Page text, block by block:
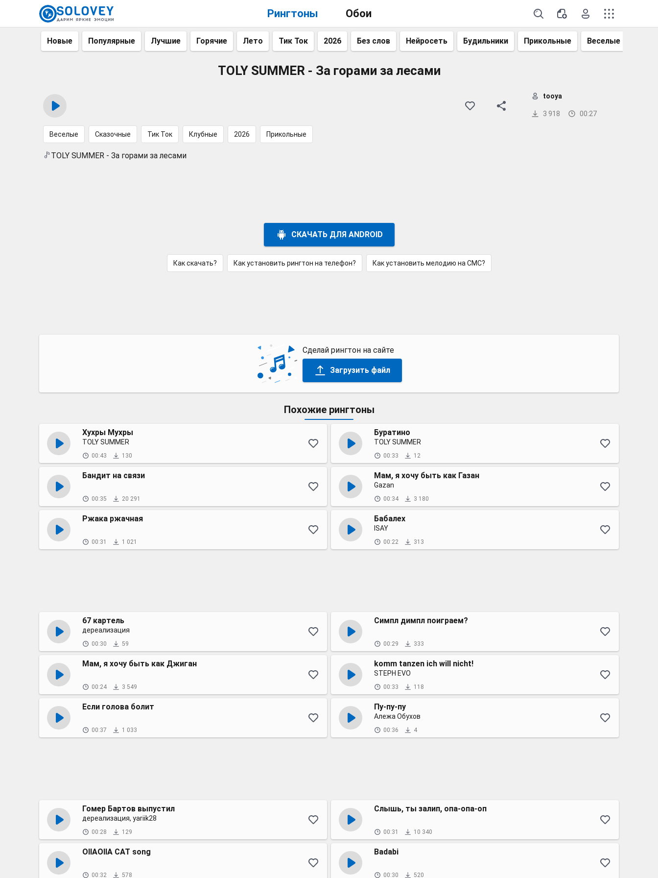
Рингтоны Обои
Новые Популярные Лучшие Горячие Лето Тик Ток 2026 Без слов Нейросеть Будильники Прикольные Веселые
TOLY SUMMER - За горами за лесами
3 918 00:27
tooya
Веселые Сказочные Тик Ток Клубные 2026 Прикольные
TOLY SUMMER - За горами за лесами
СКАЧАТЬ ДЛЯ ANDROID
Как скачать? Как установить рингтон на телефон? Как установить мелодию на СМС?
Сделай рингтон на сайте
Загрузить файл
Похожие рингтоны
Хухры Мухры
TOLY SUMMER
00:43 130
Буратино
TOLY SUMMER
00:33 12
Бандит на связи
00:35 20 291
Мам, я хочу быть как Газан
Gazan
00:34 3 180
Ржака ржачная
00:31 1 021
Бабалех
ISAY
00:22 313
67 картель
дереализация
00:30 59
Симпл димпл поиграем?
00:29 333
Мам, я хочу быть как Джиган
00:24 3 549
komm tanzen ich will nicht!
STEPH EVO
00:33 118
Если голова болит
00:37 1 033
Пу-пу-пу
Алежа Обухов
00:36 4
Гомер Бартов выпустил
дереализация, yariik28
00:28 129
Слышь, ты залип, опа-опа-оп
00:31 10 340
OIIAOIIA CAT song
00:32 578
Badabi
00:30 520